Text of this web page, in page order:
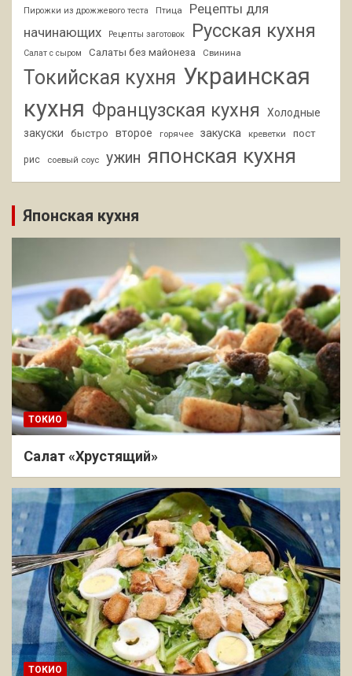
Пирожки из дрожжевого теста Птица
Рецепты для
начинающих
Рецепты заготовок Русская кухня
Салат с сыром Салаты без майонеза Свинина
Токийская кухня Украинская
кухня Французская кухня
Холодные
закуски
быстро второе горячее закуска креветки пост
рис соевый соус ужин японская кухня
Японская кухня
ТОКИО
Салат «Хрустящий»
ТОКИО